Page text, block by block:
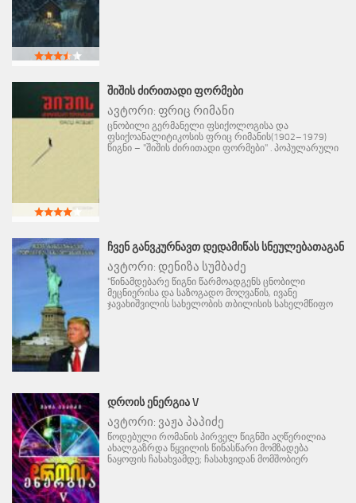
ᲨᲘᲨᲘᲡ ᲫᲘᲠᲘᲗᲐᲓᲘ ᲤᲝᲠᲛᲔᲑᲘ
ავტორი: ფრიც რიმანი
ცნობილი გერმანელი ფსიქოლოგისა და
ფსიქოანალიტიკოსის ფრიც რიმანის(1902–1979)
წიგნი – "შიშის ძირითადი ფორმები" . პოპულარული
ᲩᲕᲔᲜ ᲒᲐᲜᲕᲙᲣᲠᲜᲐᲕᲗ ᲓᲔᲓᲐᲛᲘᲬᲐᲡ ᲡᲜᲔᲣᲚᲔᲑᲐᲗᲐᲒᲐᲜ
ავტორი: დენიზა სუმბაძე
"წინამდებარე წიგნი წარმოადგენს ცნობილი
მეცნიერისა და საზოგადო მოღვაწის, ივანე
ჯავახიშვილის სახელობის თბილისის სახელმწიფო
ᲓᲠᲝᲘᲡ ᲔᲜᲔᲠᲒᲘᲐ V
ავტორი: ვაჟა პაპიძე
წოდებული რომანის პირველ წიგნში აღწერილია
ახალგაზრდა წყვილის წინასწარი მომზადება
ნაყოფის ჩასახვამდე; ჩასახვიდან მომშობიერ